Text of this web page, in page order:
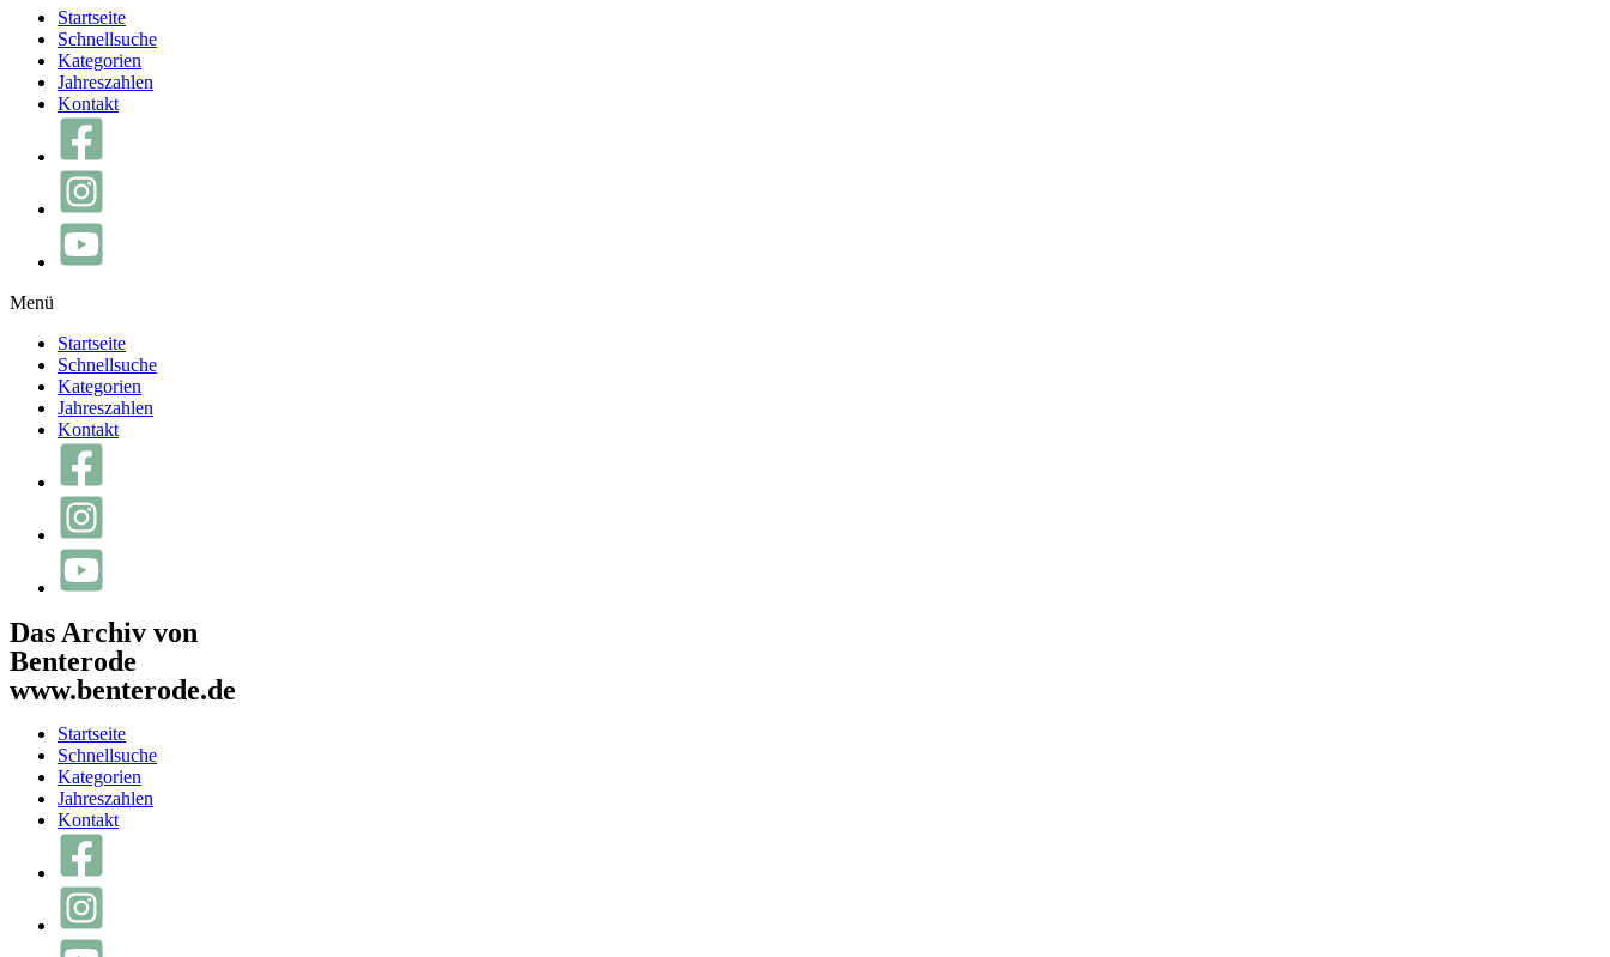
Startseite
Schnellsuche
Kategorien
Jahreszahlen
Kontakt
Menü
Startseite
Schnellsuche
Kategorien
Jahreszahlen
Kontakt
Das Archiv von
Benterode
www.benterode.de
Startseite
Schnellsuche
Kategorien
Jahreszahlen
Kontakt